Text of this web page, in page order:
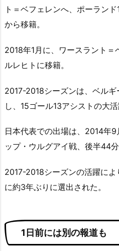
ト＝ベフェレンへ、ポーラン
から移籍。
2018年1月に、 ワースラント＝
ルレヒトに移籍。
2017-2018シーズンは、ベル
し、15ゴール13アシストの大活
日本代表での出場は、2014年
ップ・ウルグアイ戦、後半44分
2017-2018シーズンの活躍によ
に約3年ぶりに選出された。
1日前には別の報道も